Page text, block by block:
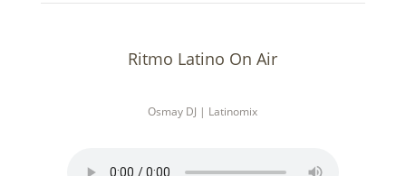
Ritmo Latino On Air
Osmay DJ | Latinomix